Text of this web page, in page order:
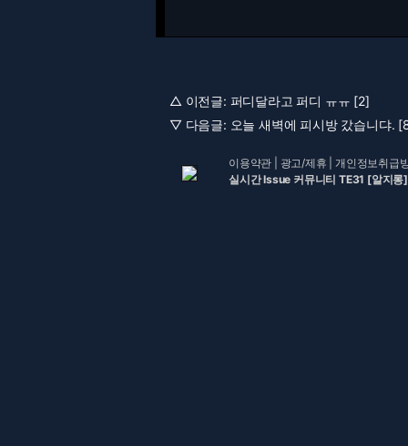
△ 이전글: 퍼디달라고 퍼디 ㅠㅠ [2]
▽ 다음글: 오늘 새벽에 피시방 갔습니댜.
이용약관 광고/제휴 |개인정보취급
실시간 Issue 커뮤니티 TE31 [알지